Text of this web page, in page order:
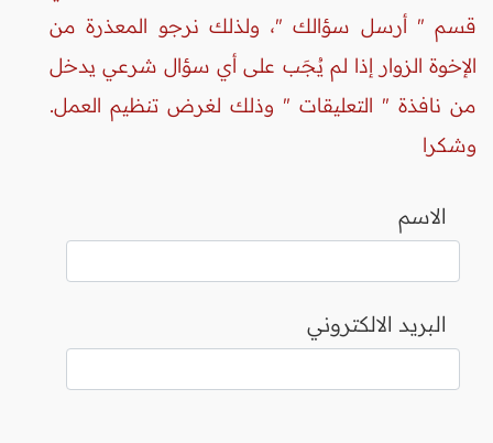
قسم " أرسل سؤالك "، ولذلك نرجو المعذرة من
الإخوة الزوار إذا لم يُجَب على أي سؤال شرعي يدخل
من نافذة " التعليقات " وذلك لغرض تنظيم العمل.
وشكرا
الاسم
البريد الالكتروني